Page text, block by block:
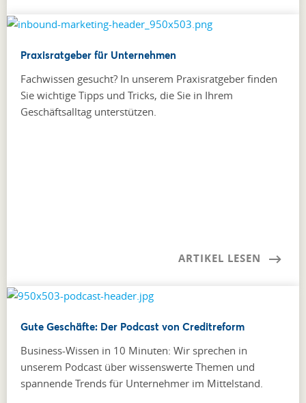
Praxisratgeber für Unternehmen
Fachwissen gesucht? In unserem Praxisratgeber finden
Sie wichtige Tipps und Tricks, die Sie in Ihrem
Geschäftsalltag unterstützen.
ARTIKEL LESEN
Gute Geschäfte: Der Podcast von Creditreform
Business-Wissen in 10 Minuten: Wir sprechen in
unserem Podcast über wissenswerte Themen und
spannende Trends für Unternehmer im Mittelstand.